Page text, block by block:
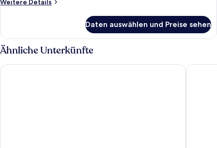
Weitere Details
Double
Studio
Daten auswählen und Preise sehen
Ähnliche Unterkünfte
Hotel Stadtvilla Central Kolping